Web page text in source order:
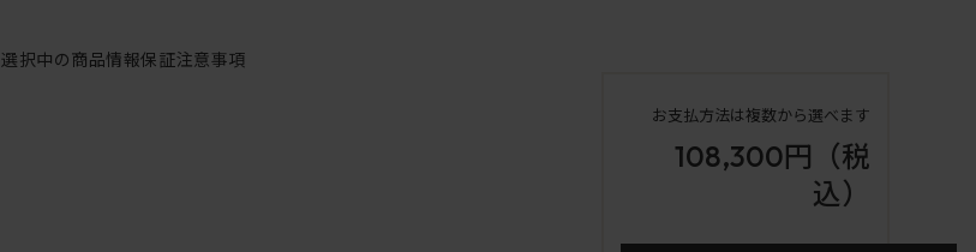
選択中の商品情報保証注意事項
お支払方法は複数から選べます
108,300円 （税
込）